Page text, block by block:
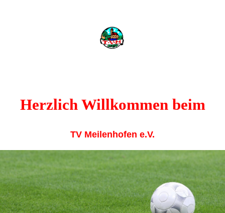
Herzlich Willkommen beim
TV Meilenhofen e.V.